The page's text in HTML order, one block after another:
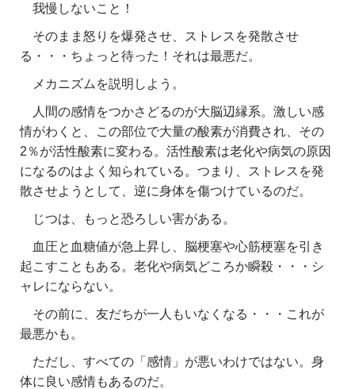
我慢しないこと！
そのまま怒りを爆発させ、ストレスを発散させ
る・・・ちょっと待った！それは最悪だ。
メカニズムを説明しよう。
人間の感情をつかさどるのが大脳辺縁系。激しい感
情がわくと、この部位で大量の酸素が消費され、その
2％が活性酸素に変わる。活性酸素は老化や病気の原因
になるのはよく知られている。つまり、ストレスを発
散させようとして、逆に身体を傷つけているのだ。
じつは、もっと恐ろしい害がある。
血圧と血糖値が急上昇し、脳梗塞や心筋梗塞を引き
起こすこともある。老化や病気どころか瞬殺・・・シ
ャレにならない。
その前に、友だちが一人もいなくなる・・・これが
最悪かも。
ただし、すべての「感情」が悪いわけではない。身
体に良い感情もあるのだ。